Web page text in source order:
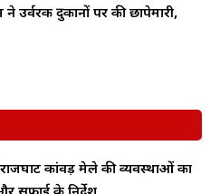
ने उर्वरक दुकानों पर की छापेमारी,
कांवड़ मेले की व्यवस्थाओं का